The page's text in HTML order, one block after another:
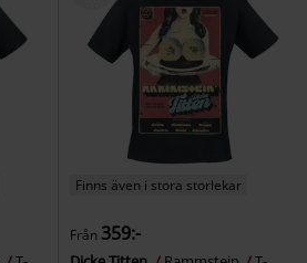
Finns även i stora storlekar
Från 359:-